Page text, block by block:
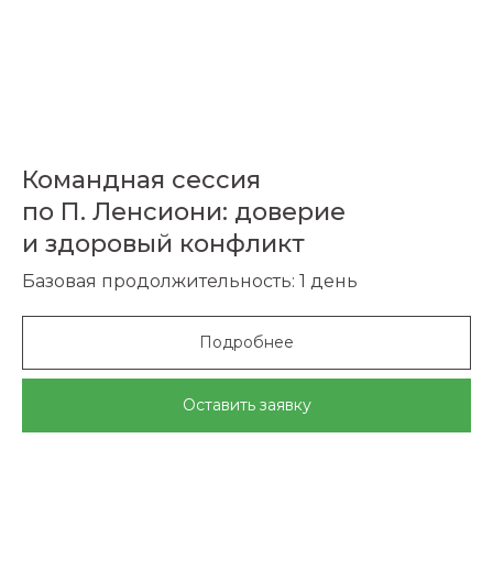
Командная сессия
по П. Ленсиони: доверие
и здоровый конфликт
Базовая продолжительность: 1 день
Подробнее
Оставить заявку